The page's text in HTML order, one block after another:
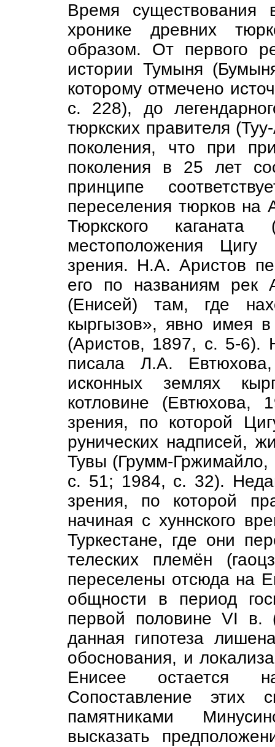
Время существования
хронике древних
образом. От первого
истории Тумыня
которому отмечено
с. 228), до
тюркских правителя
поколения, что при
поколения в 25 лет
принципе
переселения тюрков на
Тюркского каганата
местоположения Цигу
зрения. Н.А. Аристов
его по названиям
(Енисей) там, где
кыргызов», явно имея
(Аристов, 1897, с. 5-6).
писала Л.А.
исконных землях
котловине (Евтюхова,
зрения, по которой
рунических надписей,
Тувы (Грумм-
с. 51; 1984, с. 32).
зрения, по которой
начиная с хуннского
Туркестане, где они
телеских племён
переселены отсюда на
общности в период
первой половине VI в.
данная гипотеза
обоснования, и
Енисее остается
Сопоставление этих
памятниками
высказать